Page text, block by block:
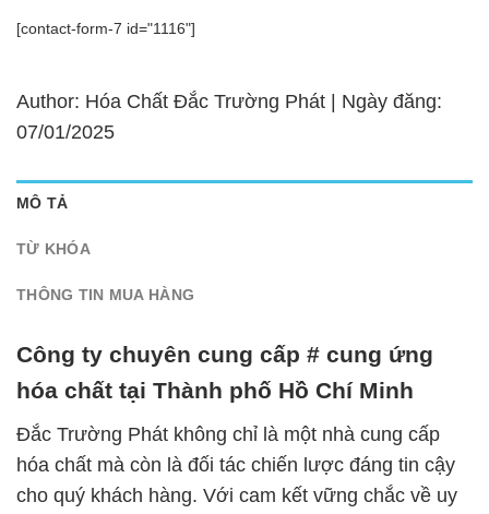
[contact-form-7 id="1116"]
Author: Hóa Chất Đắc Trường Phát | Ngày đăng:
07/01/2025
MÔ TẢ
TỪ KHÓA
THÔNG TIN MUA HÀNG
Công ty chuyên cung cấp # cung ứng
hóa chất tại Thành phố Hồ Chí Minh
Đắc Trường Phát không chỉ là một nhà cung cấp
hóa chất mà còn là đối tác chiến lược đáng tin cậy
cho quý khách hàng. Với cam kết vững chắc về uy